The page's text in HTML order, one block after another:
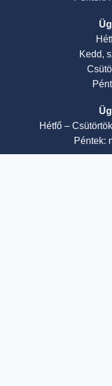
Kedd,
Hétfő –
Péntek: